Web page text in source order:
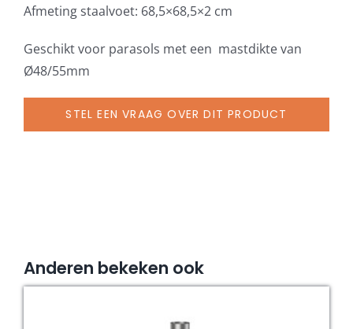
Ø
48/55
verzinkt
aantal
Afmeting staalvoet: 68,5×68,5×2 cm
Geschikt voor parasols met een mastdikte van
Ø48/55mm
STEL EEN VRAAG OVER DIT PRODUCT
Anderen bekeken ook